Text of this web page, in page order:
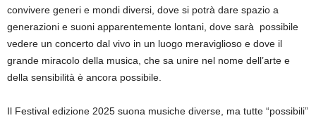
convivere generi e mondi diversi, dove si potrà dare spazio a
generazioni e suoni apparentemente lontani, dove sarà possibile
vedere un concerto dal vivo in un luogo meraviglioso e dove il
grande miracolo della musica, che sa unire nel nome dell’arte e
della sensibilità è ancora possibile.
Il Festival edizione 2025 suona musiche diverse, ma tutte “possibili”